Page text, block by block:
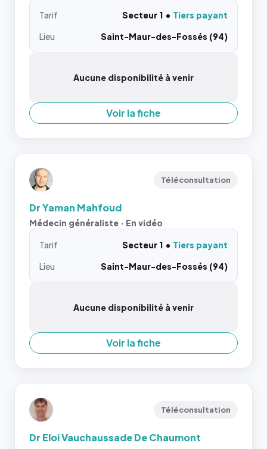
Tarif Secteur 1
Tiers payant
Lieu
Saint-Maur-des-Fossés (94)
Aucune disponibilité à venir
Voir la fiche
Téléconsultation
Dr Yaman Mahfoud
Médecin généraliste · En vidéo
Tarif Secteur 1
Tiers payant
Lieu
Saint-Maur-des-Fossés (94)
Aucune disponibilité à venir
Voir la fiche
Téléconsultation
Dr Eloi Vauchaussade De Chaumont